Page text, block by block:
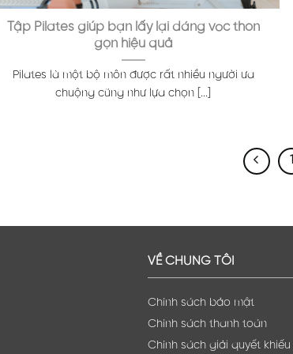
Tập Pilates giúp bạn lấy lại dáng vóc thon
gọn hiệu quả
Pilates là một bộ môn được rất nhiều người ưa
chuộng cũng như lựa chọn [...]
1
VỀ CHÚNG TÔI
Chính sách bảo mật
Chính sách thanh toán
Chính sách giải quyết khiếu